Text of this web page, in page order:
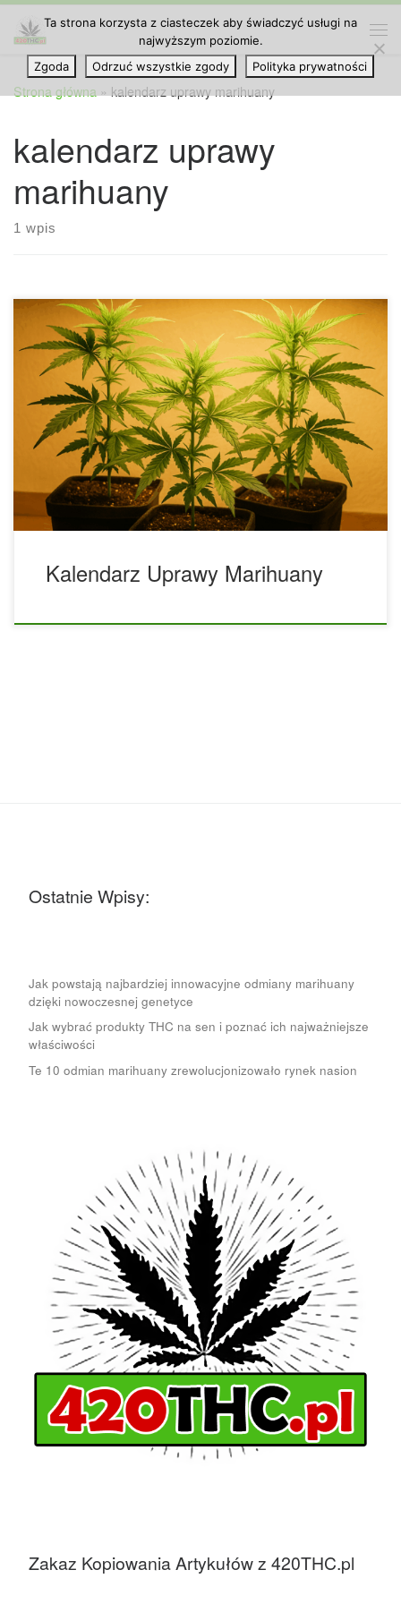
Przejdź do treści
Strona główna » kalendarz uprawy marihuany
kalendarz uprawy
marihuany
1 wpis
Kalendarz Uprawy Konopi na Zewnątrz – Jak Uzyskać
Większe i Lepsze Plony Choć w ostatnich dekadach uprawa
indoor zyskała ogromną popularność, to jednak hodowla
konopi na świeżym powietrzu nadal daje wiele korzyści –
zarówno początkującym, jak i doświadczonym hodowcom.
Możliwość uzyskania dużych, zdrowych i aromatycznych
kwiatów przy znacznie niższych kosztach długoterminowych
to tylko jedna z nich. Uprawa outdoor pozwala roślinom […]
Kalendarz Uprawy Marihuany
Ostatnie Wpisy:
Jak powstają najbardziej innowacyjne odmiany marihuany
dzięki nowoczesnej genetyce
Jak wybrać produkty THC na sen i poznać ich najważniejsze
właściwości
Te 10 odmian marihuany zrewolucjonizowało rynek nasion
Zakaz Kopiowania Artykułów z 420THC.pl
Ta strona korzysta z ciasteczek aby świadczyć usługi na
najwyższym poziomie.
Zgoda
Odrzuć wszystkie zgody Polityka prywatności